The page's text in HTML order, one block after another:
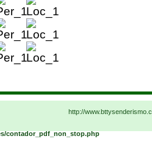
contador_pdf_non_stop.php
http://